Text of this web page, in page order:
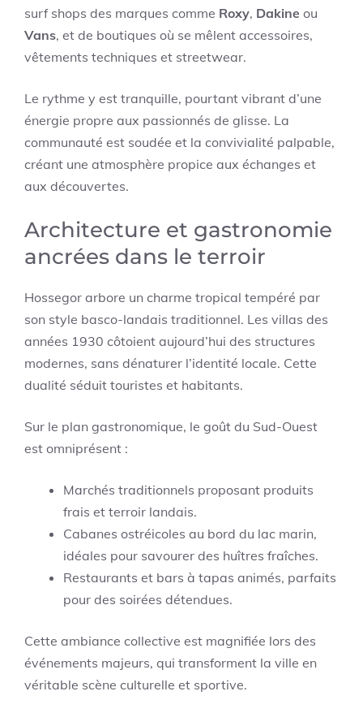
surf shops des marques comme Roxy, Dakine ou
Vans, et de boutiques où se mêlent accessoires,
vêtements techniques et streetwear.
Le rythme y est tranquille, pourtant vibrant d’une
énergie propre aux passionnés de glisse. La
communauté est soudée et la convivialité palpable,
créant une atmosphère propice aux échanges et
aux découvertes.
Architecture et gastronomie
ancrées dans le terroir
Hossegor arbore un charme tropical tempéré par
son style basco-landais traditionnel. Les villas des
années 1930 côtoient aujourd’hui des structures
modernes, sans dénaturer l’identité locale. Cette
dualité séduit touristes et habitants.
Sur le plan gastronomique, le goût du Sud-Ouest
est omniprésent :
Marchés traditionnels proposant produits
frais et terroir landais.
Cabanes ostréicoles au bord du lac marin,
idéales pour savourer des huîtres fraîches.
Restaurants et bars à tapas animés, parfaits
pour des soirées détendues.
Cette ambiance collective est magnifiée lors des
événements majeurs, qui transforment la ville en
véritable scène culturelle et sportive.